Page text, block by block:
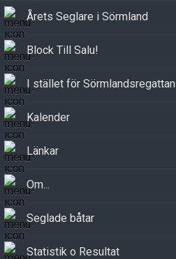
Årets Seglare i Sörmland
Block Till Salu!
I stället för Sörmlandsregattan
Kalender
Länkar
Om...
Seglade båtar
Statistik o Resultat